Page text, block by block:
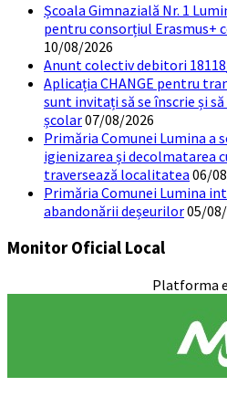
Școala Gimnazială Nr. 1
pentru consorțiul Erasmus+
10/08/2026
Anunt colectiv debitori
Aplicația CHANGE pentru
sunt invitați să se înscrie și
școlar07/08/2026
Primăria Comunei Lumina
igienizarea și decolmatarea
traversează localitatea 06/
Primăria Comunei Lumina
abandonării deșeurilor05/
Monitor Oficial Local
Platforma